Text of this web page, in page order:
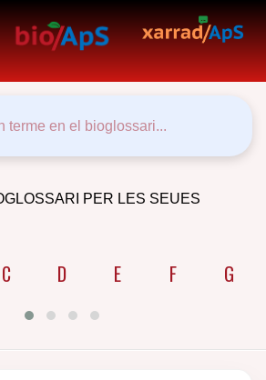
PER LES SEUES
C D E F G